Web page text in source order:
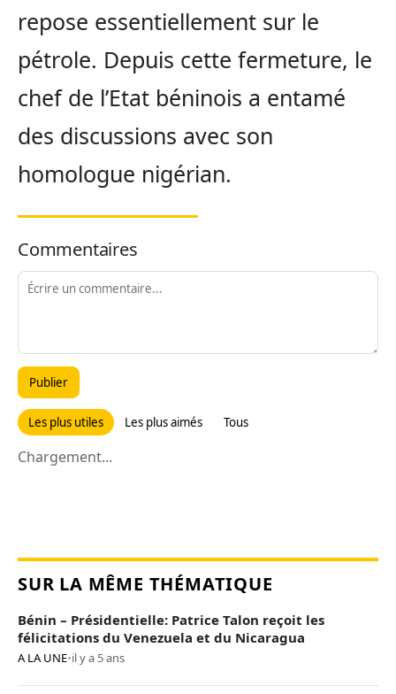
repose essentiellement sur le
pétrole. Depuis cette fermeture, le
chef de l’Etat béninois a entamé
des discussions avec son
homologue nigérian.
Commentaires
Publier
Les plus utiles Les plus aimés Tous
Chargement...
SUR LA MÊME THÉMATIQUE
Bénin – Présidentielle: Patrice Talon reçoit les
félicitations du Venezuela et du Nicaragua
A LA UNE•il y a 5 ans